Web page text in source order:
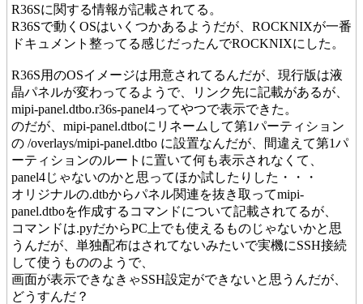
R36Sに関する情報が記載されてる。
R36Sで動くOSはいくつかあるようだが、ROCKNIXが一番
ドキュメント整ってる感じだったんでROCKNIXにした。
R36S用のOSイメージは用意されてるんだが、現行版は液
晶パネルが変わってるようで、リンク先に記載があるが、
mipi-panel.dtbo.r36s-panel4ってやつで表示できた。
のだが、mipi-panel.dtboにリネームして第1パーティション
の /overlays/mipi-panel.dtbo に設置なんだが、間違えて第1パ
ーティションのルートに置いて何も表示されなくて、
panel4じゃないのかと思ってほか試したりした・・・
オリジナルの.dtbからパネル関連を抜き取ってmipi-
panel.dtboを作成するコマンドについて記載されてるが、
コマンドは.pyだからPC上でも使えるものじゃないかと思
うんだが、単独配布はされてないみたいで実機にSSH接続
して使うもののようで、
画面が表示できなきゃSSH設定ができないと思うんだが、
どうすんだ？